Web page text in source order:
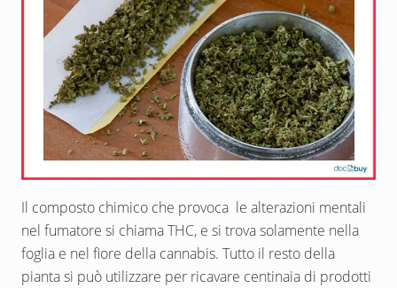
Il composto chimico che provoca le alterazioni mentali
nel fumatore si chiama THC, e si trova solamente nella
foglia e nel fiore della cannabis. Tutto il resto della
pianta si può utilizzare per ricavare centinaia di prodotti